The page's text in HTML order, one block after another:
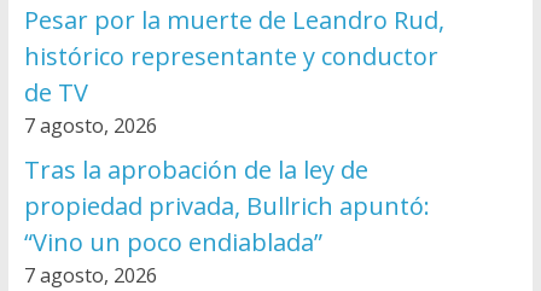
Pesar por la muerte de Leandro Rud,
histórico representante y conductor
de TV
7 agosto, 2026
Tras la aprobación de la ley de
propiedad privada, Bullrich apuntó:
“Vino un poco endiablada”
7 agosto, 2026